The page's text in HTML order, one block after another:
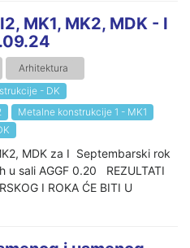
MK1, MK2, MDK - I
Arhitektura
- DK
Metalne konstrukcije 1 - MK1
MDK za I Septembarski rok
u sali AGGF 0.20 REZULTATI
I ROKA ĆE BITI U